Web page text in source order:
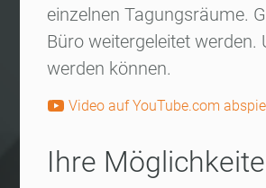
einzelnen Tagungsräume.
Büro weitergeleitet
werden können.
Video auf YouTube.com
Ihre